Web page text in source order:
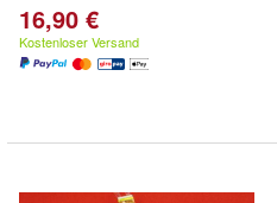
16,90 €
Kostenloser Versand